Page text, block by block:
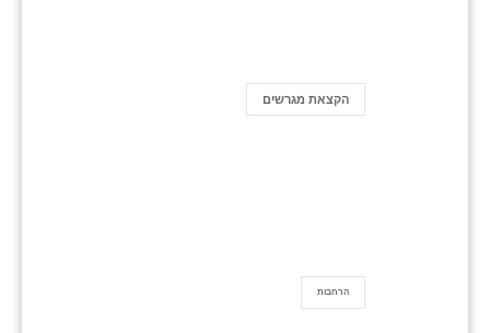
הקצאת מגרשים
הרחבות